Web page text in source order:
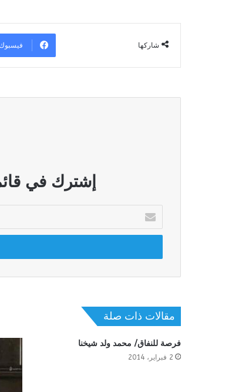
شاركها فيسبوك
إشترك في
بريدك
الإلكتروني
مقالات ذات صلة
فرصة للنفاق/ محمد ولد شيخنا
2 فبراير، 2014